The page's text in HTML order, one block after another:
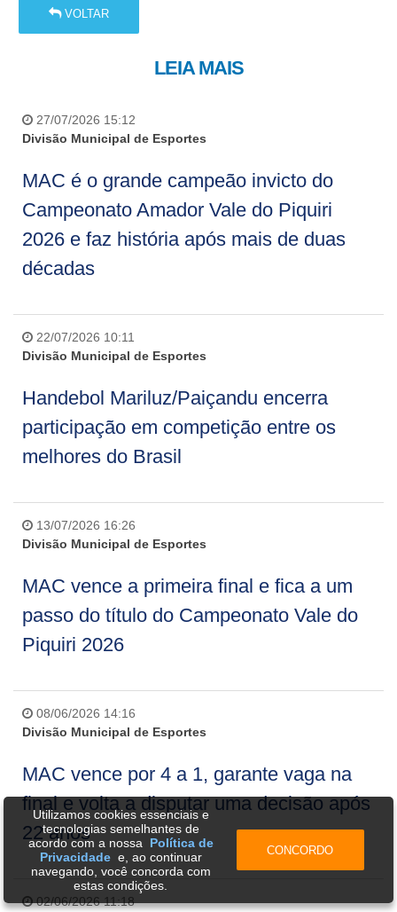
VOLTAR
LEIA MAIS
27/07/2026 15:12
Divisão Municipal de Esportes
MAC é o grande campeão invicto do
Campeonato Amador Vale do Piquiri
2026 e faz história após mais de duas
décadas
22/07/2026 10:11
Divisão Municipal de Esportes
Handebol Mariluz/Paiçandu encerra
participação em competição entre os
melhores do Brasil
13/07/2026 16:26
Divisão Municipal de Esportes
MAC vence a primeira final e fica a um
passo do título do Campeonato Vale do
Piquiri 2026
08/06/2026 14:16
Divisão Municipal de Esportes
MAC vence por 4 a 1, garante vaga na
final e volta a disputar uma decisão após
22 anos
02/06/2026 11:18
Utilizamos cookies essenciais e
tecnologias semelhantes de
acordo com a nossa Política de
Privacidadee, ao continuar
navegando, você concorda com
estas condições.
CONCORDO